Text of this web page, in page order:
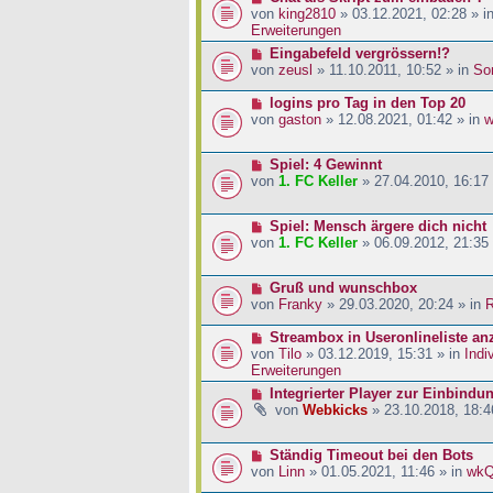
a
g
i
t
r
a
g
r
B
e
t
r
a
g
e
u
e
B
e
t
a
g
von king2810 » 03.12.2021, 02:28 » in
Erweiterungen
N
e
e
r
e
t
a
g
Eingabefeld vergrössern!?
von zeusl » 11.10.2011, 10:52 » in
N
e
e
B
i
r
g
logins pro Tag in den Top 20
von gaston » 12.08.2021, 01:42 » in
N
e
e
B
i
r
a
g
Spiel: 4 Gewinnt
von 1. FC Keller » 27.04.2010, 16:17
N
e
e
B
e
t
r
a
g
Spiel: Mensch ärgere dich nicht
von 1. FC Keller » 06.09.2012, 21:35
N
e
e
r
B
e
t
a
g
Gruß und wunschbox
von Franky » 29.03.2020, 20:24 » in
N
e
u
e
B
t
Streambox in Useronlineliste
von Tilo » 03.12.2019, 15:31 » in
Erweiterungen
N
e
e
B
Integrierter Player zur
von Webkicks » 23.10.2018,
N
e
Ständig Timeout bei den Bots
von Linn » 01.05.2021, 11:46 » in